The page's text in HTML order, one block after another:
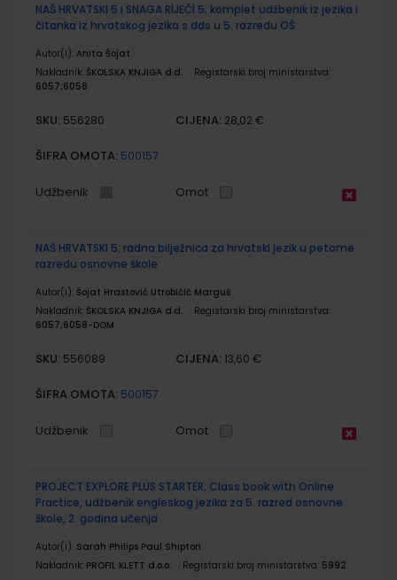
proizvodi
NAŠ HRVATSKI 5 i SNAGA RIJEČI 5; komplet udžbenik iz jezika i
čitanka iz hrvatskog jezika s dds u 5. razredu OŠ
Autor(i): Anita Šojat
Nakladnik: ŠKOLSKA KNJIGA d.d.
Registarski broj ministarstva:
6057;6058
SKU: 556280 CIJENA: 28,02 €
ŠIFRA OMOTA: 500157
Udžbenik Omot
NAŠ HRVATSKI 5; radna bilježnica za hrvatski jezik u petome
razredu osnovne škole
Autor(i): Šojat Hrastović Utrobičić Marguš
Nakladnik: ŠKOLSKA KNJIGA d.d.
Registarski broj ministarstva:
6057;6058-DOM
SKU: 556089 CIJENA: 13,60 €
ŠIFRA OMOTA: 500157
Udžbenik Omot
PROJECT EXPLORE PLUS STARTER; Class book with Online
Practice, udžbenik engleskog jezika za 5. razred osnovne
škole, 2. godina učenja
Autor(i): Sarah Philips Paul Shipton
Nakladnik: PROFIL KLETT d.o.o. Registarski broj ministarstva: 5992